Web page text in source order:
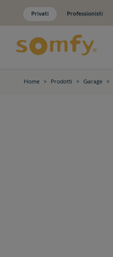
Privati Professionisti
Home > Prodotti > Garage >